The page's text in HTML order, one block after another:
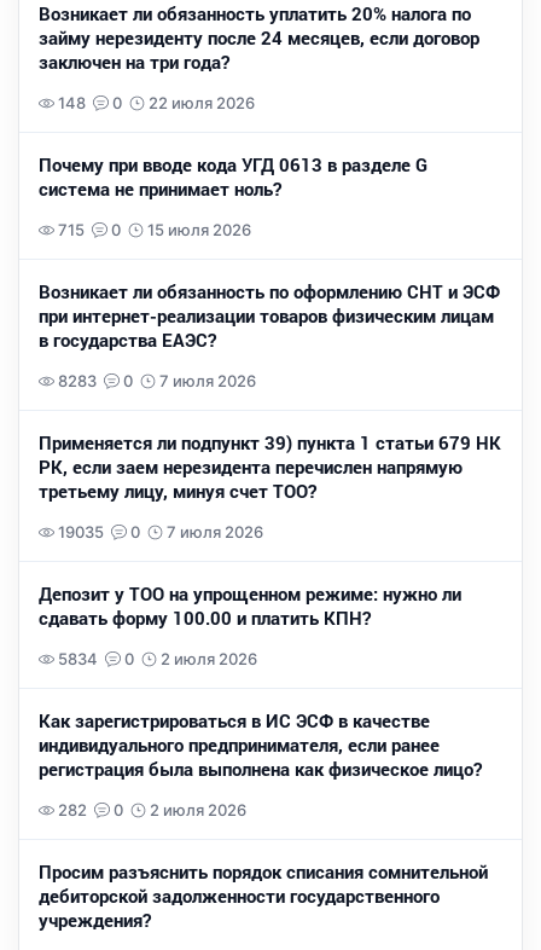
Возникает ли обязанность уплатить 20% налога по
займу нерезиденту после 24 месяцев, если договор
заключен на три года?
148 0 22 июля 2026
Почему при вводе кода УГД 0613 в разделе G
система не принимает ноль?
715 0 15 июля 2026
Возникает ли обязанность по оформлению СНТ и ЭСФ
при интернет-реализации товаров физическим лицам
в государства ЕАЭС?
8283 0 7 июля 2026
Применяется ли подпункт 39) пункта 1 статьи 679 НК
РК, если заем нерезидента перечислен напрямую
третьему лицу, минуя счет ТОО?
19035 0 7 июля 2026
Депозит у ТОО на упрощенном режиме: нужно ли
сдавать форму 100.00 и платить КПН?
5834 0 2 июля 2026
Как зарегистрироваться в ИС ЭСФ в качестве
индивидуального предпринимателя, если ранее
регистрация была выполнена как физическое лицо?
282 0 2 июля 2026
Просим разъяснить порядок списания сомнительной
дебиторской задолженности государственного
учреждения?